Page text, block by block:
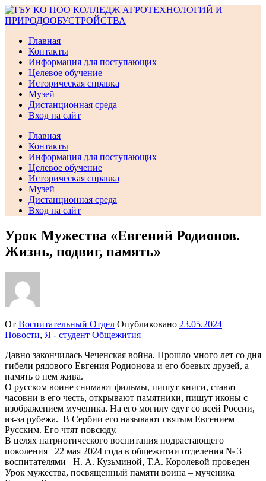
Перейти
к
Главная
Контакты
Информация для поступающих
Целевое обучение
Историческая справка
Музей
Дистанционная среда
Вход на сайт
Главная
Контакты
Информация для поступающих
Целевое обучение
Историческая справка
Музей
Дистанционная среда
Вход на сайт
Урок Мужества «Евгений Родионов.
Жизнь, подвиг, память»
От Воспитательный Отдел Опубликовано 23.05.2024
Новости, Я - студент Общежития
Давно закончилась Чеченская война. Прошло много лет со дня
гибели рядового Евгения Родионова и его боевых друзей, а
память о нем жива.
О русском воине снимают фильмы, пишут книги, ставят
часовни в его честь, открывают памятники, пишут иконы с
изображением мученика. На его могилу едут со всей России,
из-за рубежа. В Сербии его называют святым Евгением
Русским. Его чтят повсюду.
В целях патриотического воспитания подрастающего
поколения 22 мая 2024 года в общежитии отделения № 3
воспитателями Н. А. Кузьминой, Т.А. Королевой проведен
Урок мужества, посвященный памяти воина – мученика